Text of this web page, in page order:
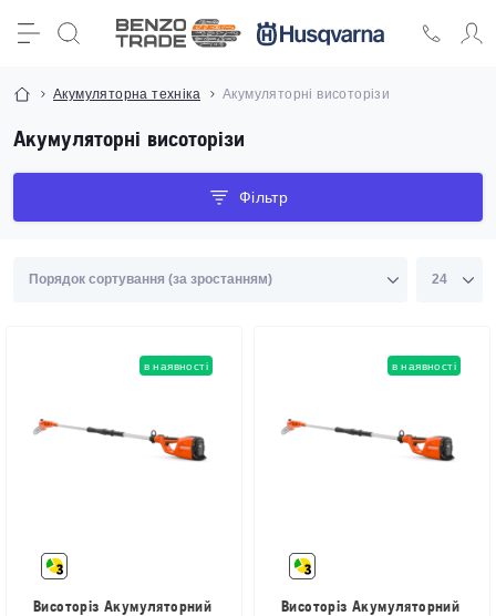
Акумуляторна техніка Акумуляторні висоторізи
Акумуляторні висоторізи
Фільтр
в наявності
Висоторіз Акумуляторний
в наявності
Висоторіз Акумуляторний